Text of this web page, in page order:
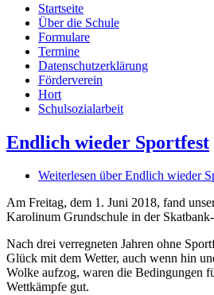
Startseite
Über die Schule
Formulare
Termine
Datenschutzerklärung
Förderverein
Hort
Schulsozialarbeit
Endlich wieder Sportfest
Weiterlesen über Endlich wieder
Am Freitag, dem 1. Juni 2018, fand
Karolinum Grundschule in der
Nach drei verregneten Jahren ohne
Glück mit dem Wetter, auch wenn hin
Wolke aufzog, waren die Bedingungen
Wettkämpfe gut.